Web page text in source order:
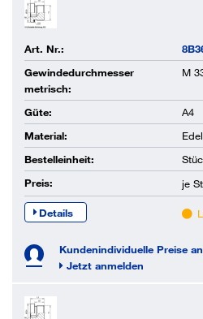
Art. Nr.:
Gewindedurchmesser
metrisch:
M
Güte:
A4
Material:
Bestelleinheit:
Preis:
je
Details
Kundenindividuelle Preise
Jetzt anmelden